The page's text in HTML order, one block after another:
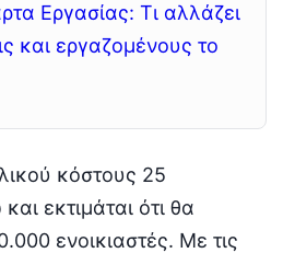
Εργασίας: Τι αλλάζει
και εργαζομένους το
κόστους 25
εκτιμάται ότι θα
ενοικιαστές. Με τις